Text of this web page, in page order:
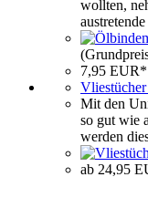
wollten,
7,95 EUR*
Mit den
so gut wie
werden
ab 24,95